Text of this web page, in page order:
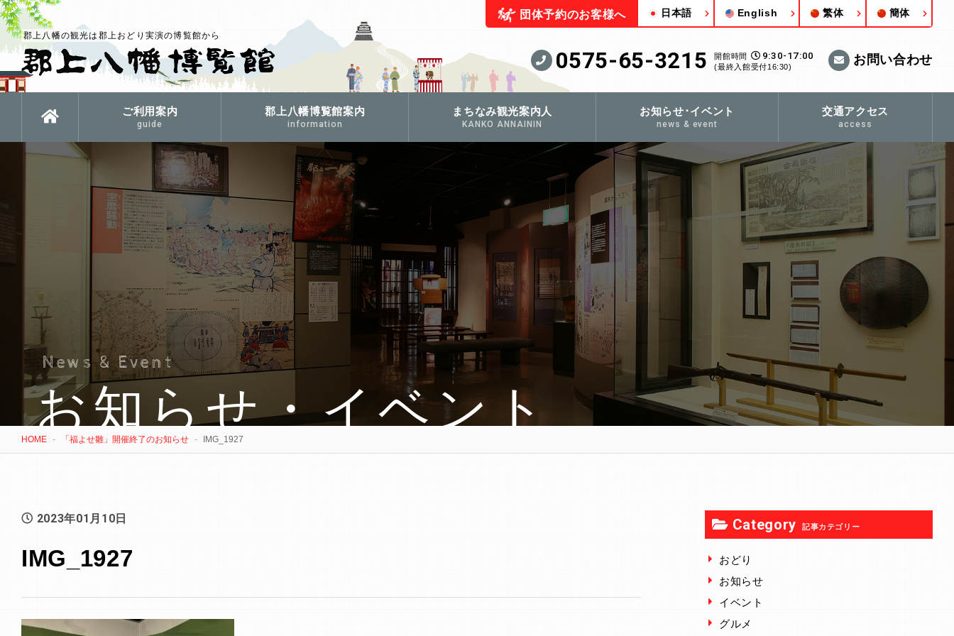
郡上八幡の観光は郡上おどり実演の博覧館から
団体予約のお客様へ 日本語 English 繁体 簡体
0575-65-3215 開館時間 9:30-17:00
(最終入館受付16:30) お問い合わせ
ご利用案内
guide
郡上八幡博覧館案内
information
まちなみ観光案内人
KANKO ANNAININ
お知らせ･イベント
news & event
交通アクセス
access
News & Event
お知らせ・イベント
HOME 「福よせ雛」開催終了のお知らせ IMG_1927
2023年01月10日
IMG_1927
Category 記事カテゴリー
おどり
お知らせ
イベント
グルメ